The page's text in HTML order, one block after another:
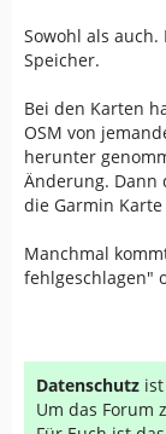
Sowohl als
Speicher.
Bei den Karten
OSM von
herunter
Änderung. Dann
die Garmin
Manchmal
fehlgeschlagen"
Datenschutz
Um das